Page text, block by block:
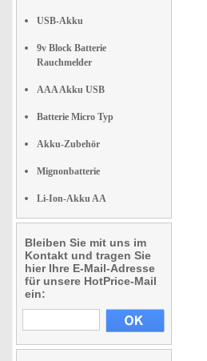
USB-Akku
9v Block Batterie
Rauchmelder
AAA Akku USB
Batterie Micro Typ
Akku-Zubehör
Mignonbatterie
Li-Ion-Akku AA
Bleiben Sie mit uns im
Kontakt und tragen Sie
hier Ihre E-Mail-Adresse
für unsere HotPrice-Mail
ein: